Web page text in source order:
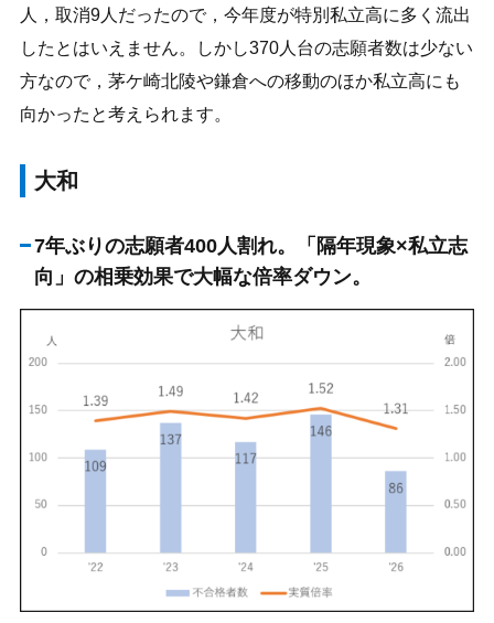
人，取消9人だったので，今年度が特別私立高に多く流出
したとはいえません。しかし370人台の志願者数は少ない
方なので，茅ケ崎北陵や鎌倉への移動のほか私立高にも
向かったと考えられます。
大和
7年ぶりの志願者400人割れ。「隔年現象×私立志
向」の相乗効果で大幅な倍率ダウン。